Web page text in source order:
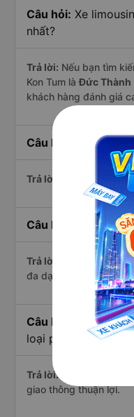
Câu hỏi: Xe
nhất?
Trả lời: Nếu bạn tìm
Kon Tum làĐức Thành
khách hàng đánh giá
Câu hỏi: Hãng xe
Trả lời: Với mức giá
Câu hỏi: Hiện nay
Trả lời: Trên tuyến
đa dạng về dịch vụ và
Câu hỏi:
Đi xe
loại phương tiện
Trả lời:
giao thông thuận lợi.